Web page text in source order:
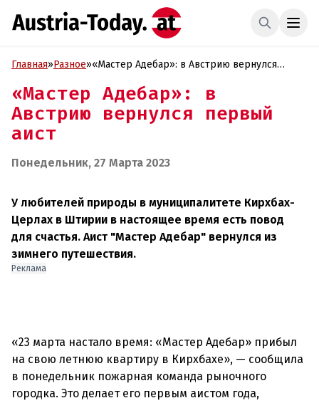
Главная»Разное»«Мастер Адебар»: в Австрию вернулся
«Мастер Адебар»: в
Австрию вернулся первый
аист
Понедельник, 27 Марта 2023
У любителей природы в муниципалитете Кирхбах-
Церлах в Штирии в настоящее время есть повод
для счастья. Аист "Мастер Адебар" вернулся из
зимнего путешествия.
Реклама
«23 марта настало время: «Мастер Адебар» прибыл
на свою летнюю квартиру в Кирхбахе», — сообщила
в понедельник пожарная команда рыночного
городка. Это делает его первым аистом года,